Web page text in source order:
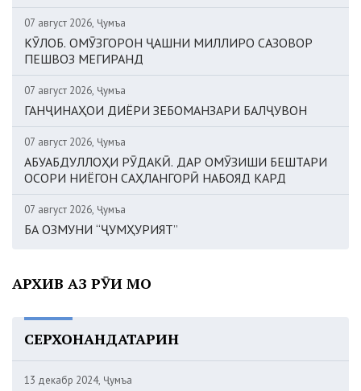
07 август 2026, Ҷумъа
КӮЛОБ. ОМӮЗГОРОН ҶАШНИ МИЛЛИРО САЗОВОР
ПЕШВОЗ МЕГИРАНД
07 август 2026, Ҷумъа
ГАНҶИНАҲОИ ДИЁРИ ЗЕБОМАНЗАРИ БАЛҶУВОН
07 август 2026, Ҷумъа
АБУАБДУЛЛОҲИ РӮДАКӢ. ДАР ОМӮЗИШИ БЕШТАРИ
ОСОРИ НИЁГОН САҲЛАНГОРӢ НАБОЯД КАРД
07 август 2026, Ҷумъа
БА ОЗМУНИ “ҶУМҲУРИЯТ”
АРХИВ АЗ РӮИ МОҲ
СЕРХОНАНДАТАРИН
13 декабр 2024, Ҷумъа